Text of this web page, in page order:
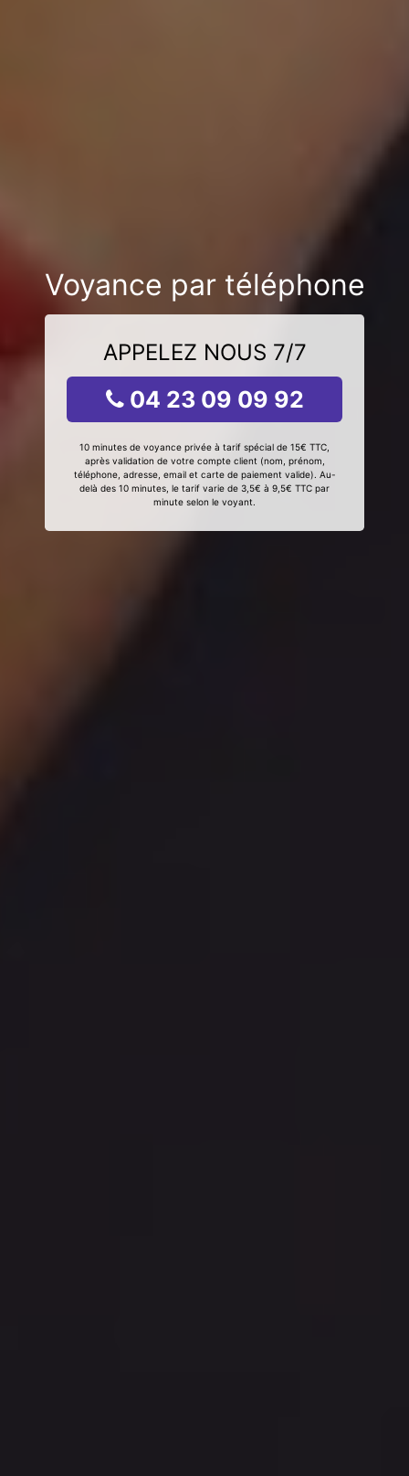
Voyance par téléphone
APPELEZ NOUS 7/7
04 23 09 09 92
10 minutes de voyance privée à tarif spécial de 15€ TTC,
après validation de votre compte client (nom, prénom,
téléphone, adresse, email et carte de paiement valide). Au-
delà des 10 minutes, le tarif varie de 3,5€ à 9,5€ TTC par
minute selon le voyant.